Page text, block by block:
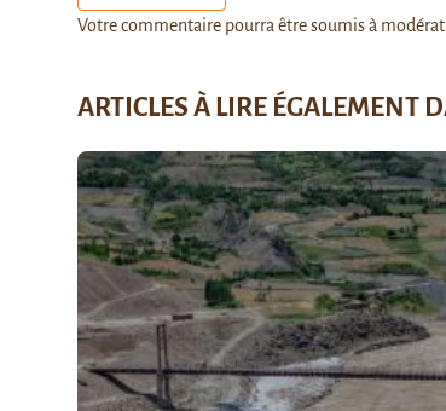
Votre commentaire pourra être soumis à
ARTICLES À LIRE ÉGALEMENT